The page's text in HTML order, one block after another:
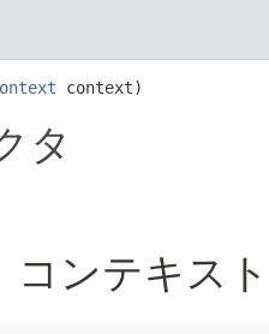
context)
タ
ンテキスト